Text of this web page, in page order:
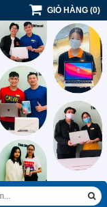
GIỎ HÀNG (0)